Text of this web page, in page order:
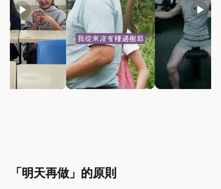
play_arrow play_arrow play_arrow
「明天再做」的原則